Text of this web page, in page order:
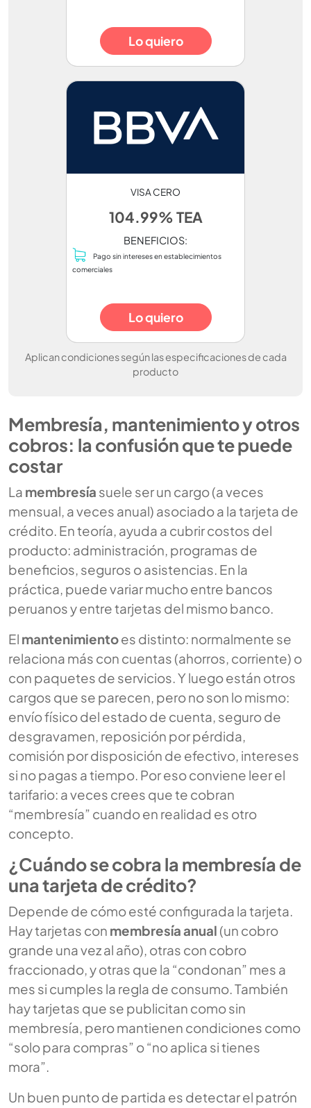
Lo quiero
VISA CERO
104.99% TEA
BENEFICIOS:
Pago sin intereses en establecimientos
comerciales
Lo quiero
Aplican condiciones según las especificaciones de cada
producto
Membresía, mantenimiento y otros
cobros: la confusión que te puede
costar
La membresía suele ser un cargo (a veces
mensual, a veces anual) asociado a la tarjeta de
crédito. En teoría, ayuda a cubrir costos del
producto: administración, programas de
beneficios, seguros o asistencias. En la
práctica, puede variar mucho entre bancos
peruanos y entre tarjetas del mismo banco.
El mantenimientoes distinto: normalmente se
relaciona más con cuentas (ahorros, corriente) o
con paquetes de servicios. Y luego están otros
cargos que se parecen, pero no son lo mismo:
envío físico del estado de cuenta, seguro de
desgravamen, reposición por pérdida,
comisión por disposición de efectivo, intereses
si no pagas a tiempo. Por eso conviene leer el
tarifario: a veces crees que te cobran
“membresía” cuando en realidad es otro
concepto.
¿Cuándo se cobra la membresía de
una tarjeta de crédito?
Depende de cómo esté configurada la tarjeta.
Hay tarjetas con membresía anual (un cobro
grande una vez al año), otras con cobro
fraccionado, y otras que la “condonan” mes a
mes si cumples la regla de consumo. También
hay tarjetas que se publicitan como sin
membresía, pero mantienen condiciones como
“solo para compras” o “no aplica si tienes
mora”.
Un buen punto de partida es detectar el patrón